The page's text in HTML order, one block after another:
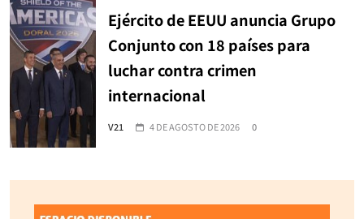
Ejército de EEUU anuncia Grupo
Conjunto con 18 países para
luchar contra crimen
internacional
V21 4 DE AGOSTO DE 2026 0